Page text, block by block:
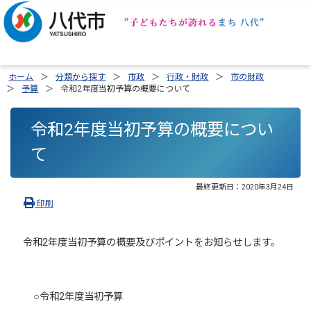
ホーム 分類から探す 市政 行政・財政
市の財政
予算
令和2年度当初予算の概要について
令和2年度当初予算の概要につい
て
最終更新日： 2020年3月24日
印刷
令和2年度当初予算の概要及びポイントをお知らせします。
○令和2年度当初予算